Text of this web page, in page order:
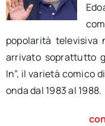
popolarità
arrivato soprattutto
In”, il varietà comico
onda dal 1983 al 1988.